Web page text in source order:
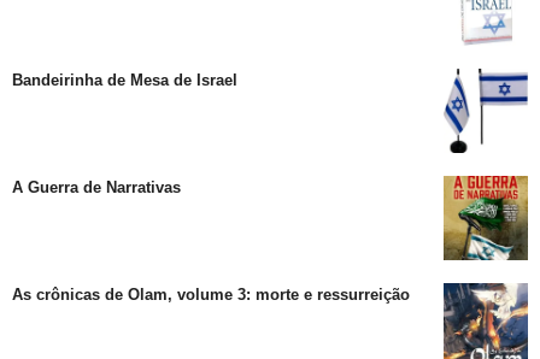
Bandeirinha de Mesa de Israel
A Guerra de Narrativas
As crônicas de Olam, volume 3: morte e ressurreição